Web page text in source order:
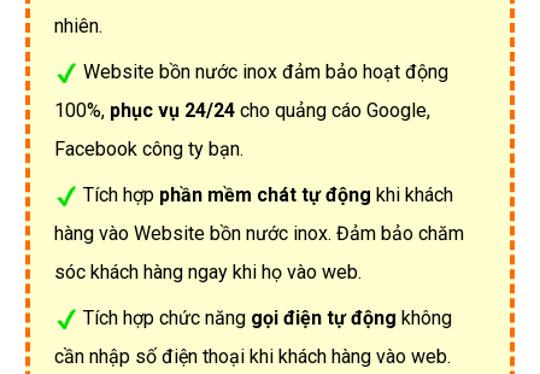
nhiên.
Website bồn nước inox đảm bảo hoạt động
100%, phục vụ 24/24 cho quảng cáo Google,
Facebook công ty bạn.
Tích hợp phần mềm chát tự động khi khách
hàng vào Website bồn nước inox. Đảm bảo chăm
sóc khách hàng ngay khi họ vào web.
Tích hợp chức năng gọi điện tự động không
cần nhập số điện thoại khi khách hàng vào web.